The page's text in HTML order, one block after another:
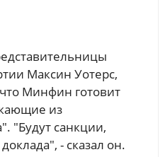
Максин Уотерс,
Минфин готовит
из
"Будут санкции,
- сказал он.